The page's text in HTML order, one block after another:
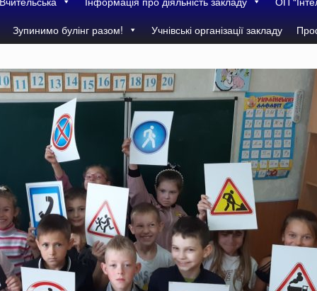
Зупинимо булінг разом! Учнівські організації закладу